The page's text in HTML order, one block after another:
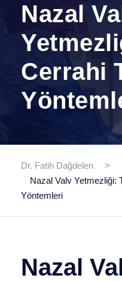
Nazal
Cerrahi
Dr. Fatih Dağdelen >
Nazal Valv Yetmezliği:
Yöntemleri
Nazal